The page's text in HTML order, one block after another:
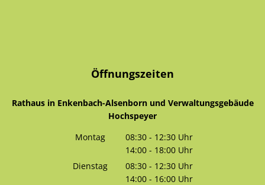
Öffnungszeiten
Rathaus in Enkenbach-Alsenborn und Verwaltungsgebäude
Hochspeyer
Montag
08:30 - 12:30 Uhr
Von 08:30 bis 12:30 Uhr
14:00 - 18:00 Uhr
Von 14:00 bis 18:00 Uhr
Dienstag 08:30 - 12:30 Uhr
Von 08:30 bis 12:30 Uhr
14:00 - 16:00 Uhr